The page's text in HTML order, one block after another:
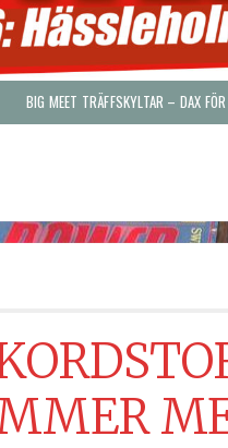
BIG MEET TRÄFFSKYLTAR – DAX